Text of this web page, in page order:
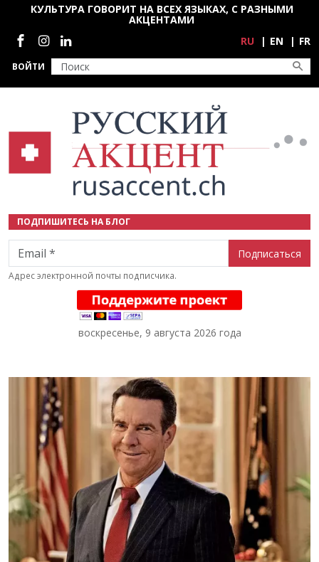
Перейти к основному содержанию
ВОЙТИ
КУЛЬТУРА ГОВОРИТ НА ВСЕХ ЯЗЫКАХ, С РАЗНЫМИ
АКЦЕНТАМИ
Социальные сети
RU EN FR
ПОДПИШИТЕСЬ НА БЛОГ
Email
Адрес электронной почты подписчика.
воскресенье, 9 августа 2026 года